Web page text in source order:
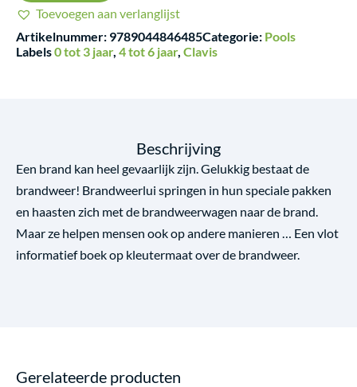
aantal
Toevoegen aan verlanglijst
Artikelnummer: 9789044846485Categorie: Pools
Labels0 tot 3 jaar, 4 tot 6 jaar, Clavis
Beschrijving
Een brand kan heel gevaarlijk zijn. Gelukkig bestaat de
brandweer! Brandweerlui springen in hun speciale pakken
en haasten zich met de brandweerwagen naar de brand.
Maar ze helpen mensen ook op andere manieren … Een vlot
informatief boek op kleutermaat over de brandweer.
Gerelateerde producten